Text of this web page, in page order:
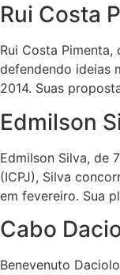
Rui Costa
Rui Costa
defendendo ideias
2014. Suas
Edmilson
Edmilson Silva, de
(ICPJ), Silva
em fevereiro. Sua
Cabo
Benevenuto